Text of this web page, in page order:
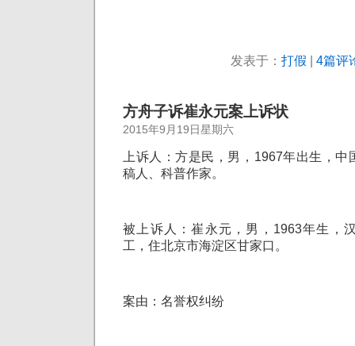
发表于： 打假 4篇评
方舟子诉崔永元案上诉状
2015年9月19日星期六
上诉人：方是民，男，1967年出生，
稿人、科普作家。
被上诉人：崔永元，男，1963年生，
工，住北京市海淀区甘家口。
案由：名誉权纠纷